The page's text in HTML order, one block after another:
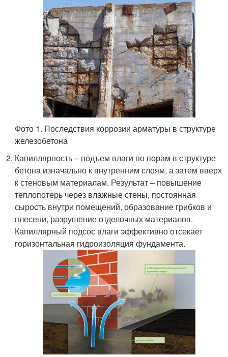
Фото 1. Последствия коррозии арматуры в структуре
железобетона
Капиллярность – подъем влаги по порам в структуре
бетона изначально к внутренним слоям, а затем вверх
к стеновым материалам. Результат – повышение
теплопотерь через влажные стены, постоянная
сырость внутри помещений, образование грибков и
плесени, разрушение отделочных материалов.
Капиллярный подсос влаги эффективно отсекает
горизонтальная гидроизоляция фундамента.